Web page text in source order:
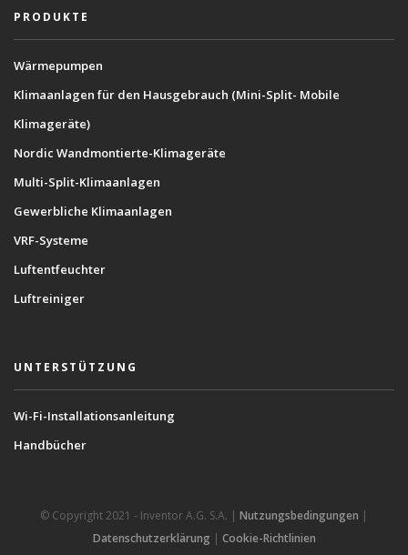
PRODUKTE
Wärmepumpen
Klimaanlagen für den Hausgebrauch (Mini-Split- Mobile
Klimageräte)
Nordic Wandmontierte-Klimageräte
Multi-Split-Klimaanlagen
Gewerbliche Klimaanlagen
VRF-Systeme
Luftentfeuchter
Luftreiniger
UNTERSTÜTZUNG
Wi-Fi-Installationsanleitung
Handbücher
© Copyright 2021 - Inventor A.G. S.A. | Nutzungsbedingungen |
Datenschutzerklärung | Cookie-Richtlinien